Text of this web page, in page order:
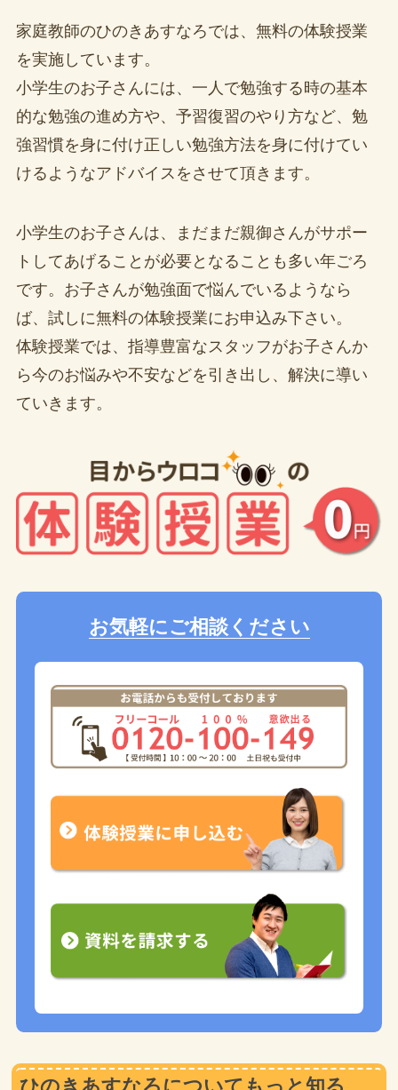
家庭教師のひのきあすなろでは、無料の体験授業
を実施しています。
小学生のお子さんには、一人で勉強する時の基本
的な勉強の進め方や、予習復習のやり方など、勉
強習慣を身に付け正しい勉強方法を身に付けてい
けるようなアドバイスをさせて頂きます。
小学生のお子さんは、まだまだ親御さんがサポー
トしてあげることが必要となることも多い年ごろ
です。お子さんが勉強面で悩んでいるようなら
ば、試しに無料の体験授業にお申込み下さい。
体験授業では、指導豊富なスタッフがお子さんか
ら今のお悩みや不安などを引き出し、解決に導い
ていきます。
お気軽にご相談ください